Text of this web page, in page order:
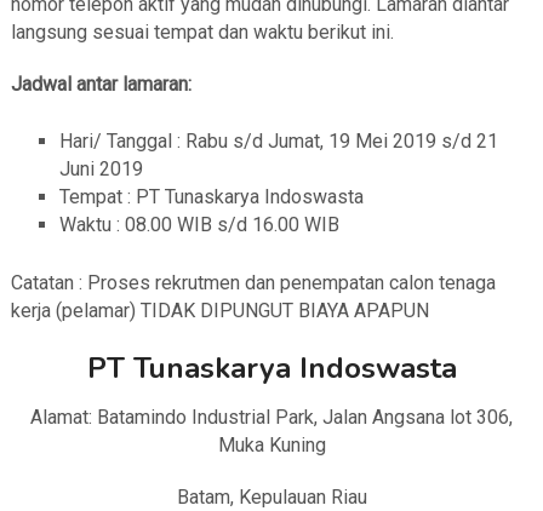
langsung sesuai tempat dan waktu berikut ini.
Jadwal antar lamaran:
Hari/ Tanggal : Rabu s/d Jumat, 19 Mei 2019 s/d 21
Juni 2019
Tempat : PT Tunaskarya Indoswasta
Waktu : 08.00 WIB s/d 16.00 WIB
Catatan : Proses rekrutmen dan penempatan calon tenaga
kerja (pelamar) TIDAK DIPUNGUT BIAYA APAPUN
PT Tunaskarya Indoswasta
Alamat: Batamindo Industrial Park, Jalan Angsana lot 306,
Muka Kuning
Batam, Kepulauan Riau